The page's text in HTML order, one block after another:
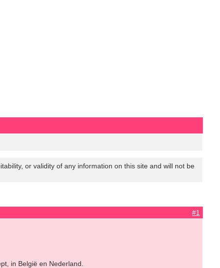
or validity of any information on this site and will not be
#1
in België en Nederland.